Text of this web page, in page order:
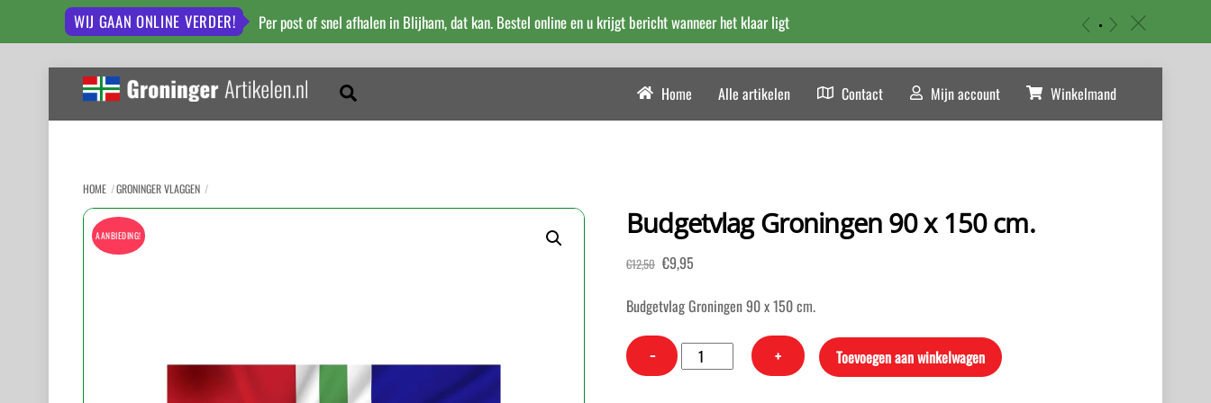
WIJ GAAN ONLINE VERDER! Per post of snel afhalen in Blijham, dat kan. Bestel online en u krijgt bericht wanneer het klaar ligt c
Home Alle artikelen Contact Mijn account Winkelmand
HOME GRONINGER VLAGGEN
AANBIEDING! Budgetvlag Groningen 90 x 150 cm.
€12,50 Oorspronkelijke
was:
€9,95
is:
Budgetvlag Groningen 90 x 150 cm.
−
Budgetvlag
Groningen
+ Toevoegen aan winkelwagen